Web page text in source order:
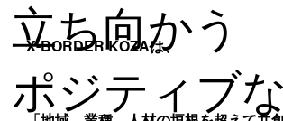
立ち向かう
ポジティブ
X-BORDER KOZAは、